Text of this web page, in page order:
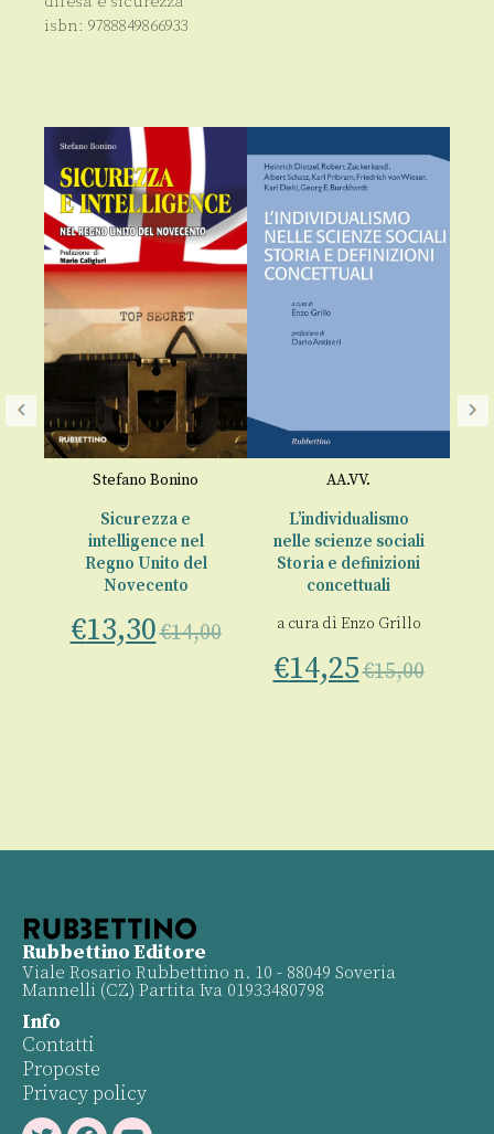
isbn: 9788849866933
Stefano Bonino
Sicurezza e
intelligence nel
Regno Unito del
Novecento
€13,30€14,00
AA.VV.
L’individualismo
nelle scienze sociali
Storia e definizioni
concettuali
a cura di Enzo Grillo
€14,25€15,00
Rubbettino Editore
Viale Rosario Rubbettino n. 10 - 88049 Soveria
Mannelli (CZ) Partita Iva 01933480798
Info
Contatti
Proposte
Privacy policy